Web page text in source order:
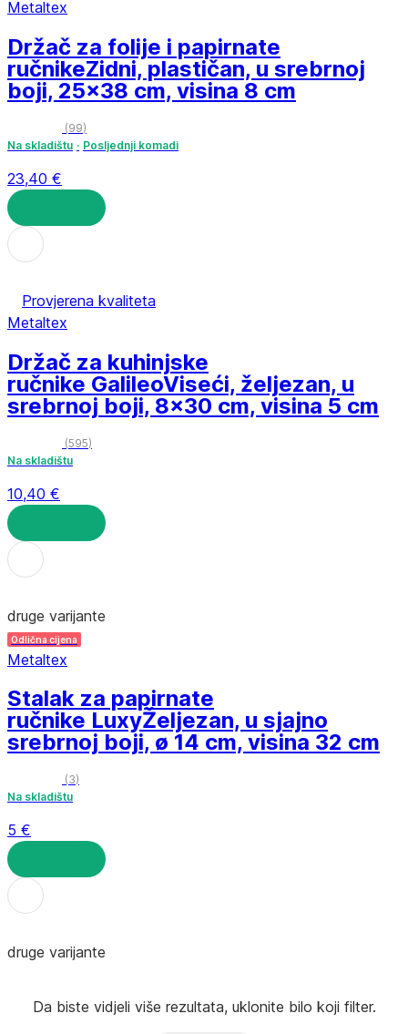
Metaltex
Držač za folije i papirnate
ručnikeZidni, plastičan, u srebrnoj
boji, 25x38 cm, visina 8 cm
(99)
Na skladištu
Posljednji komadi
23,40 €
U KOŠARICU
Provjerena kvaliteta
Metaltex
Držač za kuhinjske
ručnike GalileoViseći, željezan, u
srebrnoj boji, 8x30 cm, visina 5 cm
(595)
Na skladištu
10,40 €
U KOŠARICU
druge varijante
Odlična cijena
Metaltex
Stalak za papirnate
ručnike LuxyŽeljezan, u sjajno
srebrnoj boji, ø 14 cm, visina 32 cm
(3)
Na skladištu
5 €
U KOŠARICU
druge varijante
Da biste vidjeli više rezultata, uklonite bilo koji filter.